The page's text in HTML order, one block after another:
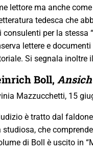
lettore ma anche
tedesca che
consulenti per la stessa
lettere e
Si segnala inoltre
Boll,
Mazzucchetti, 15
è tratto dal
studiosa, che
di Boll è uscito in